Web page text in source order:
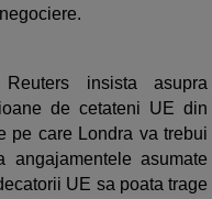
insista asupra
de cetateni UE din
pe care Londra va trebui
asumate
UE sa poata trage